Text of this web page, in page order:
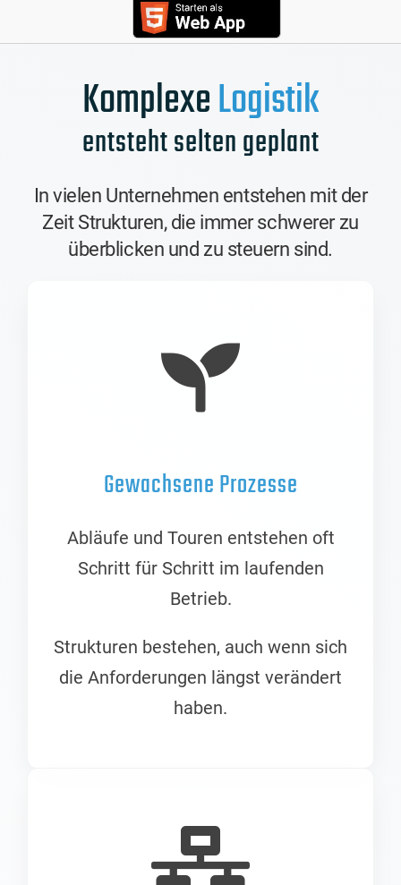
KomplexeLogistik
entsteht selten geplant
In vielen Unternehmen entstehen mit der
Zeit Strukturen, die immer schwerer zu
überblicken und zu steuern sind.
Gewachsene Prozesse
Abläufe und Touren entstehen oft
Schritt für Schritt im laufenden
Betrieb.
Strukturen bestehen, auch wenn sich
die Anforderungen längst verändert
haben.